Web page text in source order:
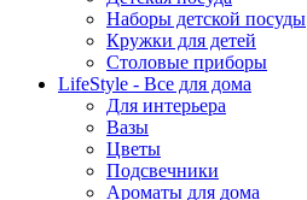
Наборы детской посуды
Кружки для детей
Столовые приборы
LifeStyle - Все для дома
Для интерьера
Вазы
Цветы
Подсвечники
Ароматы для дома